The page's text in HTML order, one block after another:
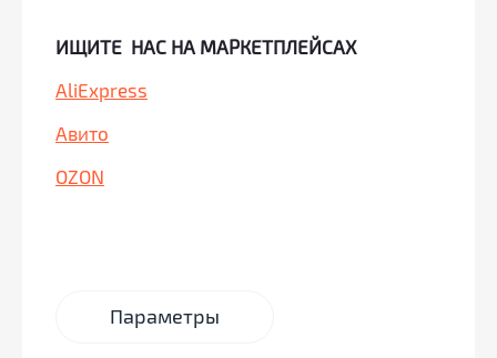
ИЩИТЕ НАС НА МАРКЕТПЛЕЙСАХ
AliExpress
Авито
OZON
Параметры